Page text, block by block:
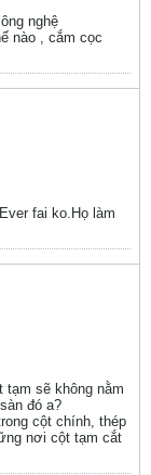
nghệ
nào , cắm cọc
fai ko.Họ làm
tạm sẽ không nằm
đó a?
cột chính, thép
nơi cột tạm cắt